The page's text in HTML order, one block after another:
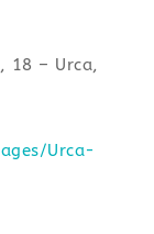
18 – Urca,
Urca-